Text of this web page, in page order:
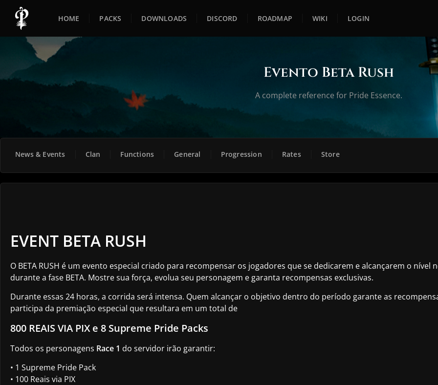
HOME PACKS DOWNLOADS DISCORD ROADMAP WIKI LOGIN
Evento Beta Rush
A complete reference for Pride Essence.
News & Events Clan Functions General Progression Rates Store
EVENT BETA RUSH
O BETA RUSH é um evento especial criado para recompensar os jogadores que se dedicarem e alcançarem o nível
durante a fase BETA. Mostre sua força, evolua seu personagem e garanta recompensas exclusivas.
Durante essas 24 horas, a corrida será intensa. Quem alcançar o objetivo dentro do período garante as
participa da premiação especial que resultara em um total de
800 REAIS VIA PIX e 8 Supreme Pride Packs
Todos os personagens Race 1 do servidor irão garantir:
• 1 Supreme Pride Pack
• 100 Reais via PIX